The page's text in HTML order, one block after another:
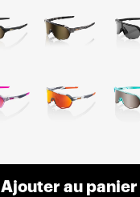
Ajouter au panier